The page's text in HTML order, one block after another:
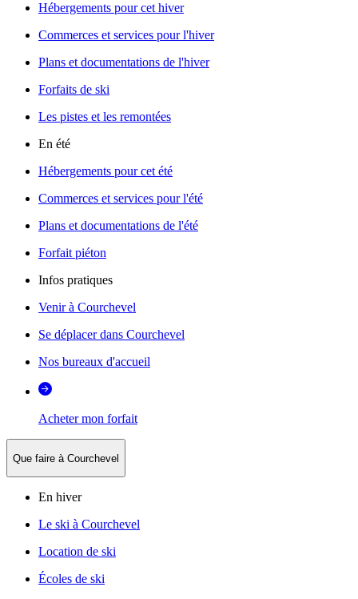
Hébergements pour cet hiver
Commerces et services pour l'hiver
Plans et documentations de l'hiver
Forfaits de ski
Les pistes et les remontées
En été
Hébergements pour cet été
Commerces et services pour l'été
Plans et documentations de l'été
Forfait piéton
Infos pratiques
Venir à Courchevel
Se déplacer dans Courchevel
Nos bureaux d'accueil
Acheter mon forfait
Que faire à Courchevel
En hiver
Le ski à Courchevel
Location de ski
Écoles de ski